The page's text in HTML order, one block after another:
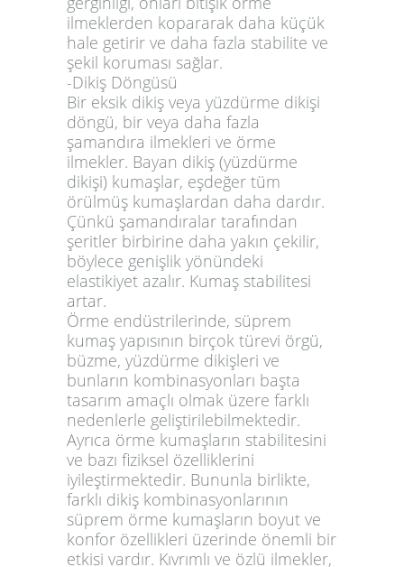
ilmeklerden kopararak daha küçük
hale getirir ve daha fazla stabilite ve
şekil koruması sağlar.
-Dikiş Döngüsü
Bir eksik dikiş veya yüzdürme dikişi
döngü, bir veya daha fazla
şamandıra ilmekleri ve örme
ilmekler. Bayan dikiş (yüzdürme
dikişi) kumaşlar, eşdeğer tüm
örülmüş kumaşlardan daha dardır.
Çünkü şamandıralar tarafından
şeritler birbirine daha yakın çekilir,
böylece genişlik yönündeki
elastikiyet azalır. Kumaş stabilitesi
artar.
Örme endüstrilerinde, süprem
kumaş yapısının birçok türevi örgü,
büzme, yüzdürme dikişleri ve
bunların kombinasyonları başta
tasarım amaçlı olmak üzere farklı
nedenlerle geliştirilebilmektedir.
Ayrıca örme kumaşların stabilitesini
ve bazı fiziksel özelliklerini
iyileştirmektedir. Bununla birlikte,
farklı dikiş kombinasyonlarının
süprem örme kumaşların boyut ve
konfor özellikleri üzerinde önemli bir
etkisi vardır. Kıvrımlı ve özlü ilmekler,